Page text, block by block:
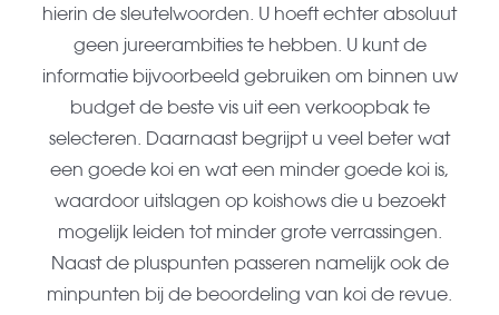
hierin de sleutel­woorden. U hoeft echter absoluut
geen jureerambities te hebben. U kunt de
informatie bijvoorbeeld gebruiken om binnen uw
budget de beste vis uit een verkoopbak te
selecteren. Daarnaast begrijpt u veel beter wat
een goede koi en wat een minder goede koi is,
waardoor uitslagen op koishows die u bezoekt
mogelijk leiden tot minder grote verrassingen.
Naast de pluspunten passeren namelijk ook de
minpunten bij de beoordeling van koi de revue.